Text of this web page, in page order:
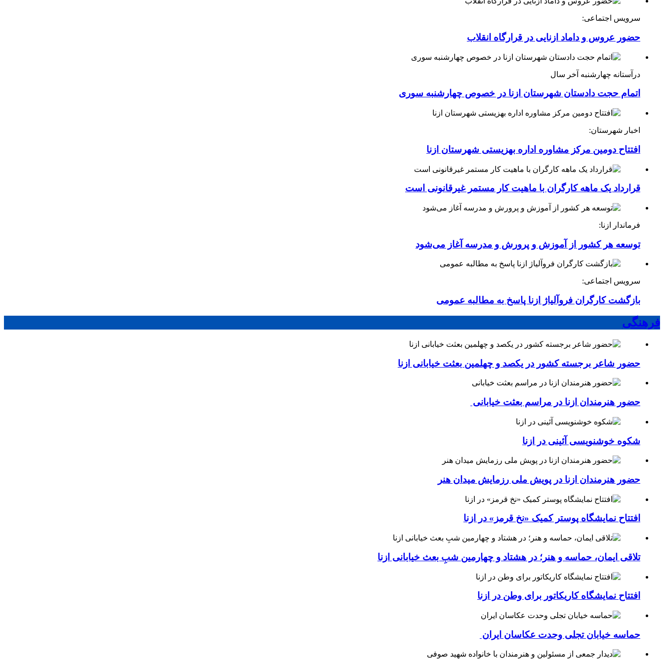
سرویس اجتماعی:
حضور عروس و داماد ازنایی در قرارگاه انقلاب
درآستانه چهارشنبه آخر سال
اتمام حجت دادستان شهرستان ازنا در خصوص چهارشنبه ‌سوری
اخبار شهرستان:
افتتاح دومین مرکز مشاوره اداره بهزیستی شهرستان ازنا
قرارداد یک ماهه کارگران با ماهیت کار مستمر غیرقانونی است
فرماندار ازنا:
توسعه هر کشور از آموزش و پرورش و مدرسه آغاز می‌شود
سرویس اجتماعی:
بازگشت کارگران فروآلیاژ ازنا پاسخ به مطالبه عمومی
فرهنگی
حضور شاعر برجسته کشور در یکصد و چهلمین بعثت خیابانی ازنا
حضور هنرمندان ازنا در مراسم بعثت خیابانی
شکوه خوشنویسی آئینی در ازنا
حضور هنرمندان ازنا در پویش ملی رزمایش میدان هنر
افتتاح نمایشگاه پوستر کمیک «نخ قرمز» در ازنا
تلاقی ایمان، حماسه و هنر؛ در هشتاد و چهارمین شبِ بعث خیابانی ازنا
افتتاح نمایشگاه کاریکاتور برای وطن در ازنا
حماسه خیابان تجلی وحدت عکاسان ایران